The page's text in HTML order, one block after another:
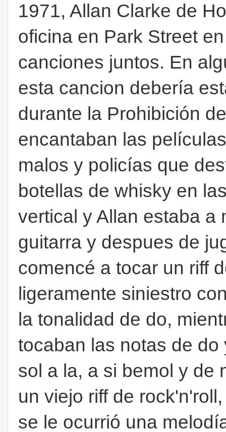
1971, Allan Clarke de
oficina en Park Street
canciones juntos. En
esta cancion debería
durante la Prohibición
encantaban las
malos y policías que
botellas de whisky en
vertical y Allan estaba a
guitarra y despues de
comencé a tocar un riff
ligeramente siniestro
la tonalidad de do,
tocaban las notas de
sol a la, a si bemol y de
un viejo riff de
se le ocurrió una